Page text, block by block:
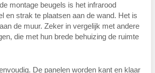
montage beugels is het infrarood
en strak te plaatsen aan de wand. Het is
de muur. Zeker in vergelijk met andere
die met hun brede behuizing de ruimte
De panelen worden kant en klaar